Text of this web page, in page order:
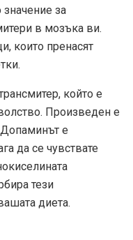
значение за
в мозъка ви.
които пренасят
който е
Произведен е
е
да се чувствате
тези
диета.